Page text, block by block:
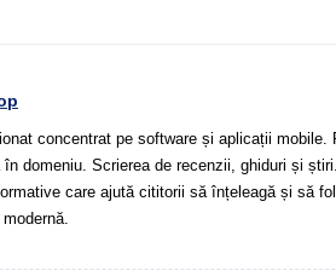
concentrat pe software și aplicații mobile.
în domeniu. Scrierea de recenzii, ghiduri și
care ajută cititorii să înțeleagă și să